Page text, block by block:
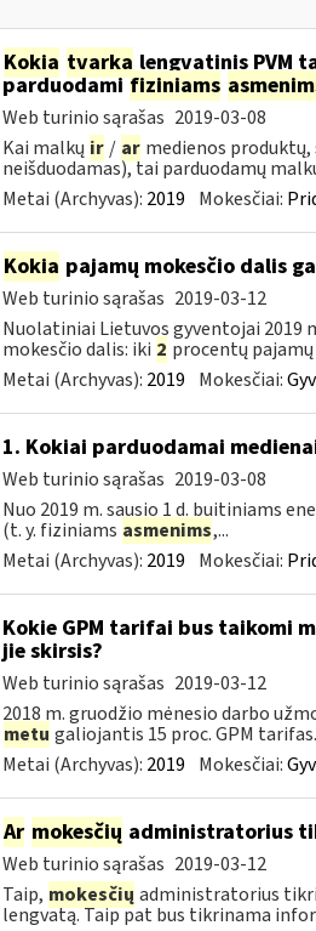
Kokia tvarkalengvatinis PVM
parduodamifiziniams
Web turinio sąrašas 2019-03-08
Kai malkų ir / ar medienos
neišduodamas), tai parduodamų
Metai (Archyvas): 2019 Mokesčiai:
Kokia pajamų mokesčio dalis
Web turinio sąrašas 2019-03-12
Nuolatiniai Lietuvos gyventojai 2019
mokesčio dalis: iki 2 procentų
Metai (Archyvas): 2019 Mokesčiai:
1. Kokiai parduodamai
Web turinio sąrašas 2019-03-08
Nuo 2019 m. sausio 1 d. buitiniams
(t. y. fiziniams asmenims,...
Metai (Archyvas): 2019 Mokesčiai:
Kokie GPM tarifai bus taikomi
jie skirsis?
Web turinio sąrašas 2019-03-12
2018 m. gruodžio mėnesio darbo
metu galiojantis 15 proc. GPM
Metai (Archyvas): 2019 Mokesčiai:
Ar mokesčių administratorius
Web turinio sąrašas 2019-03-12
Taip, mokesčių administratorius
lengvatą. Taip pat bus tikrinama